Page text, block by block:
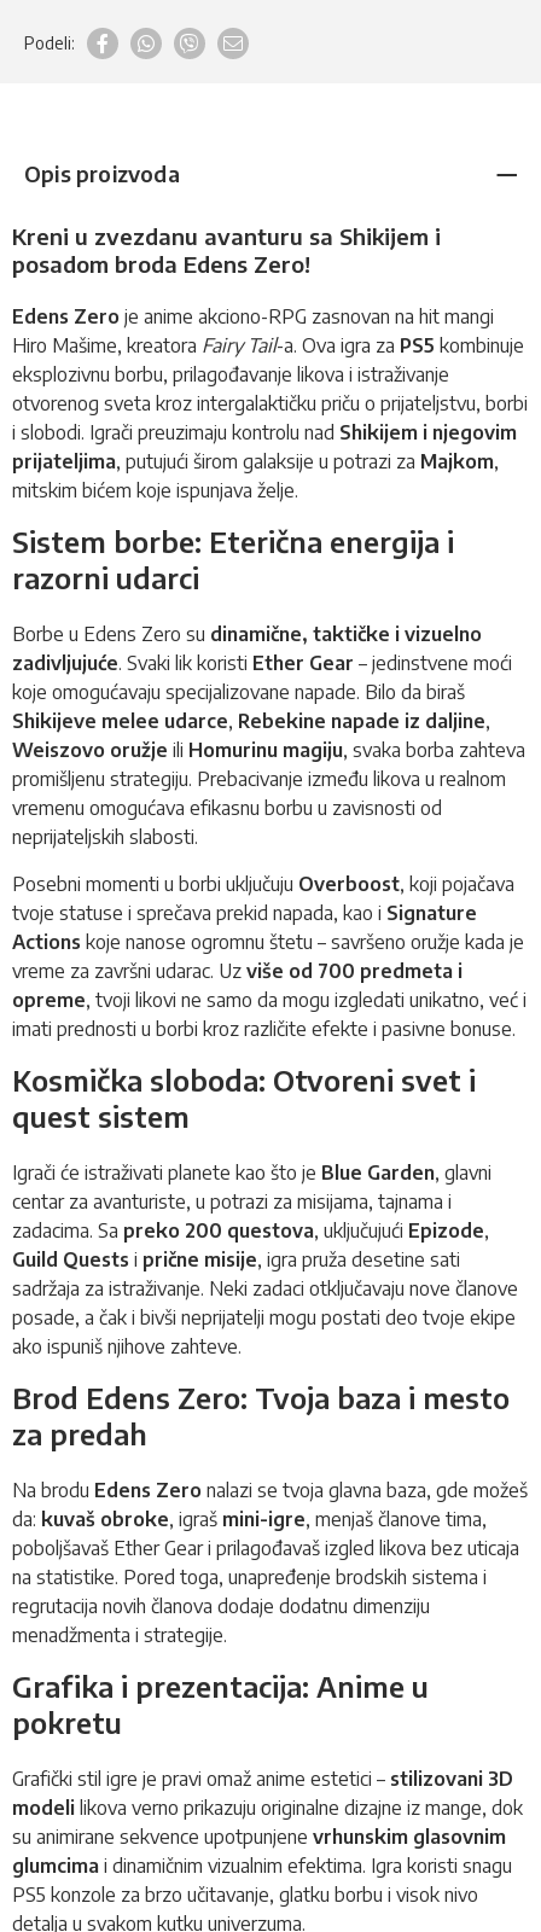
Podeli:
Opis proizvoda
Kreni u zvezdanu avanturu sa Shikijem i
posadom broda Edens Zero!
Edens Zero je anime akciono-RPG zasnovan na hit mangi
Hiro Mašime, kreatora Fairy Tail-a. Ova igra za PS5 kombinuje
eksplozivnu borbu, prilagođavanje likova i istraživanje
otvorenog sveta kroz intergalaktičku priču o prijateljstvu, borbi
i slobodi. Igrači preuzimaju kontrolu nad Shikijem i njegovim
prijateljima, putujući širom galaksije u potrazi za Majkom,
mitskim bićem koje ispunjava želje.
Sistem borbe: Eterična energija i
razorni udarci
Borbe u Edens Zero su dinamične, taktičke i vizuelno
zadivljujuće. Svaki lik koristi Ether Gear – jedinstvene moći
koje omogućavaju specijalizovane napade. Bilo da biraš
Shikijeve melee udarce, Rebekine napade iz daljine,
Weiszovo oružje ili Homurinu magiju, svaka borba zahteva
promišljenu strategiju. Prebacivanje između likova u realnom
vremenu omogućava efikasnu borbu u zavisnosti od
neprijateljskih slabosti.
Posebni momenti u borbi uključuju Overboost, koji pojačava
tvoje statuse i sprečava prekid napada, kao i Signature
Actions koje nanose ogromnu štetu – savršeno oružje kada je
vreme za završni udarac. Uz više od 700 predmeta i
opreme, tvoji likovi ne samo da mogu izgledati unikatno, već i
imati prednosti u borbi kroz različite efekte i pasivne bonuse.
Kosmička sloboda: Otvoreni svet i
quest sistem
Igrači će istraživati planete kao što je Blue Garden, glavni
centar za avanturiste, u potrazi za misijama, tajnama i
zadacima. Sa preko 200 questova, uključujući Epizode,
Guild Quests i prične misije, igra pruža desetine sati
sadržaja za istraživanje. Neki zadaci otključavaju nove članove
posade, a čak i bivši neprijatelji mogu postati deo tvoje ekipe
ako ispuniš njihove zahteve.
Brod Edens Zero: Tvoja baza i mesto
za predah
Na brodu Edens Zero nalazi se tvoja glavna baza, gde možeš
da: kuvaš obroke, igraš mini-igre, menjaš članove tima,
poboljšavaš Ether Gear i prilagođavaš izgled likova bez uticaja
na statistike. Pored toga, unapređenje brodskih sistema i
regrutacija novih članova dodaje dodatnu dimenziju
menadžmenta i strategije.
Grafika i prezentacija: Anime u
pokretu
Grafički stil igre je pravi omaž anime estetici – stilizovani 3D
modeli likova verno prikazuju originalne dizajne iz mange, dok
su animirane sekvence upotpunjene vrhunskim glasovnim
glumcima i dinamičnim vizualnim efektima. Igra koristi snagu
PS5 konzole za brzo učitavanje, glatku borbu i visok nivo
detalja u svakom kutku univerzuma.